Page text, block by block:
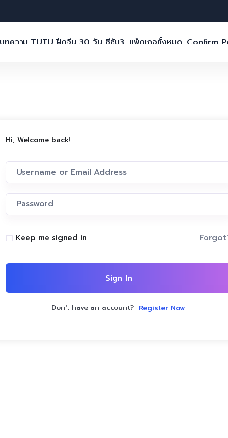
บทความ TUTU ฝึกจีน 30 วัน ซีซัน3 แพ็กเกจทั้งหมด Confirm
Hi, Welcome back!
Keep me signed in
Sign In
Don't have an account? Register Now